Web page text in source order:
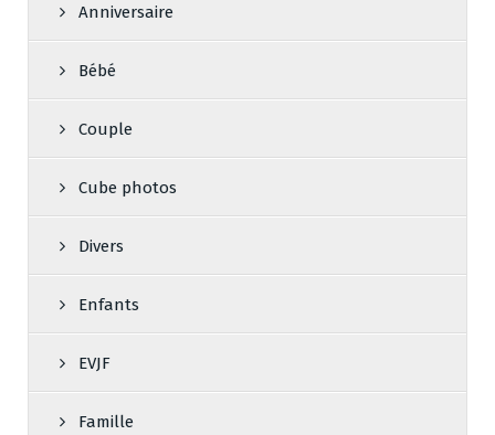
Anniversaire
Bébé
Couple
Cube photos
Divers
Enfants
EVJF
Famille